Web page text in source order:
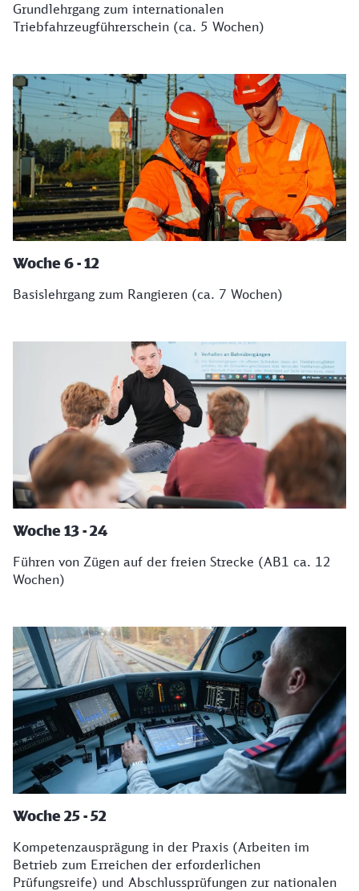
Grundlehrgang zum internationalen
Triebfahrzeugführerschein (ca. 5 Wochen)
Woche 6 - 12
Basislehrgang zum Rangieren (ca. 7 Wochen)
Woche 13 - 24
Führen von Zügen auf der freien Strecke (AB1 ca. 12
Wochen)
Woche 25 - 52
Kompetenzausprägung in der Praxis (Arbeiten im
Betrieb zum Erreichen der erforderlichen
Prüfungsreife) und Abschlussprüfungen zur nationalen